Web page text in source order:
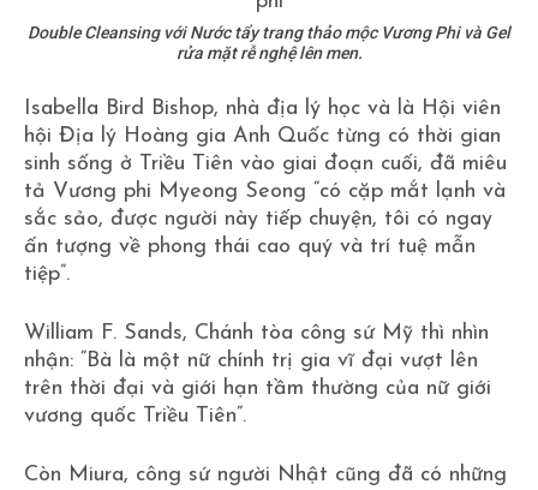
Double Cleansing với Nước tẩy trang thảo mộc Vương Phi và Gel
rửa mặt rễ nghệ lên men.
Isabella Bird Bishop, nhà địa lý học và là Hội viên
hội Địa lý Hoàng gia Anh Quốc từng có thời gian
sinh sống ở Triều Tiên vào giai đoạn cuối, đã miêu
tả Vương phi Myeong Seong “có cặp mắt lạnh và
sắc sảo, được người này tiếp chuyện, tôi có ngay
ấn tượng về phong thái cao quý và trí tuệ mẫn
tiệp”.
William F. Sands, Chánh tòa công sứ Mỹ thì nhìn
nhận: “Bà là một nữ chính trị gia vĩ đại vượt lên
trên thời đại và giới hạn tầm thường của nữ giới
vương quốc Triều Tiên”.
Còn Miura, công sứ người Nhật cũng đã có những